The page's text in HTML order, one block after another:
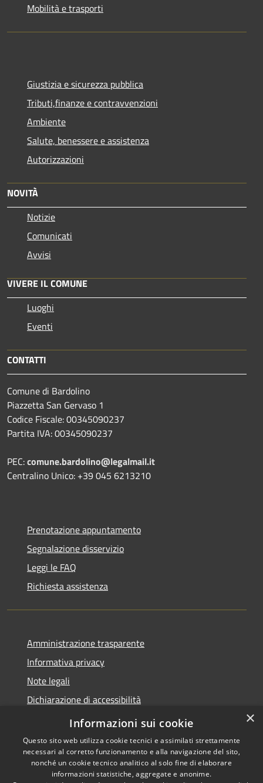
Mobilità e trasporti
Giustizia e sicurezza pubblica
Tributi,finanze e contravvenzioni
Ambiente
Salute, benessere e assistenza
Autorizzazioni
NOVITÀ
Notizie
Comunicati
Avvisi
VIVERE IL COMUNE
Luoghi
Eventi
CONTATTI
Comune di Bardolino
Piazzetta San Gervaso 1
Codice Fiscale: 00345090237
Partita IVA: 00345090237
PEC:comune.bardolino@legalmail.it
Centralino Unico: +39 045 6213210
Prenotazione appuntamento
Segnalazione disservizio
Leggi le FAQ
Richiesta assistenza
Amministrazione trasparente
Informativa privacy
Note legali
Dichiarazione di accessibilità
Link app municipium
Copyright © 2026 • Comune di
×
Informazioni sui cookie
Questo sito web utilizza cookie tecnici e assimilati strettamente
necessari al corretto funzionamento e alla navigazione del sito,
nonché un cookie tecnico analitico al solo fine di elaborare
informazioni statistiche, aggregate e anonime.